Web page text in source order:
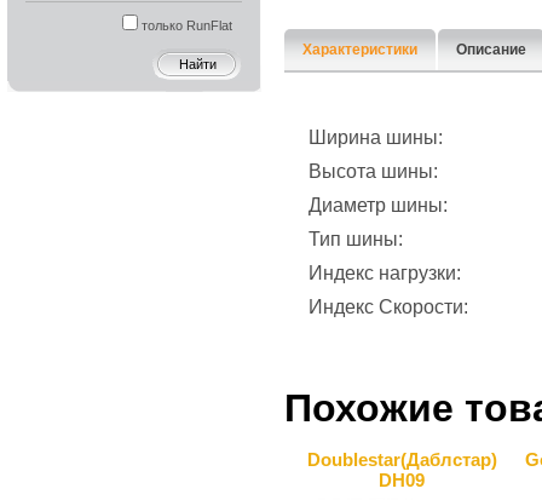
только RunFlat
Характеристики Описание
Ширина шины:
Высота шины:
Диаметр шины:
Тип шины:
Индекс нагрузки:
Индекс Скорости:
Похожие
Doublestar(Даблcтар)
DH09